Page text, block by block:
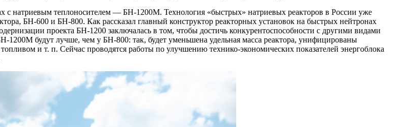
с натриевым теплоносителем — ​БН‑1200М. Технология «быстрых» натриевых реакторов в России уже
БН‑600 и БН‑800. Как рассказал главный конструктор реакторных установок на быстрых нейтронах
проекта БН‑1200 заключалась в том, чтобы достичь конкурентоспособности с другими видами
будут лучше, чем у БН‑800: так, будет уменьшена удельная масса реактора, унифицированы
и т. п. Сейчас проводятся работы по улучшению технико-­экономических показателей энергоблока